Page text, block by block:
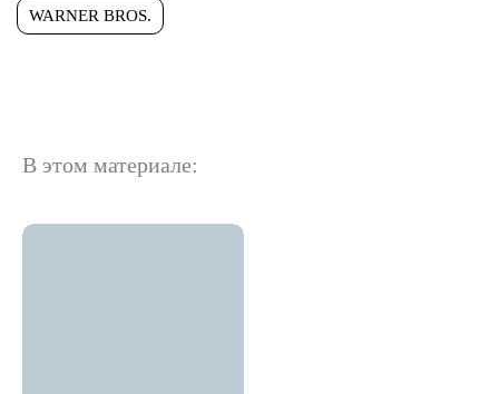
WARNER BROS.
В этом материале: